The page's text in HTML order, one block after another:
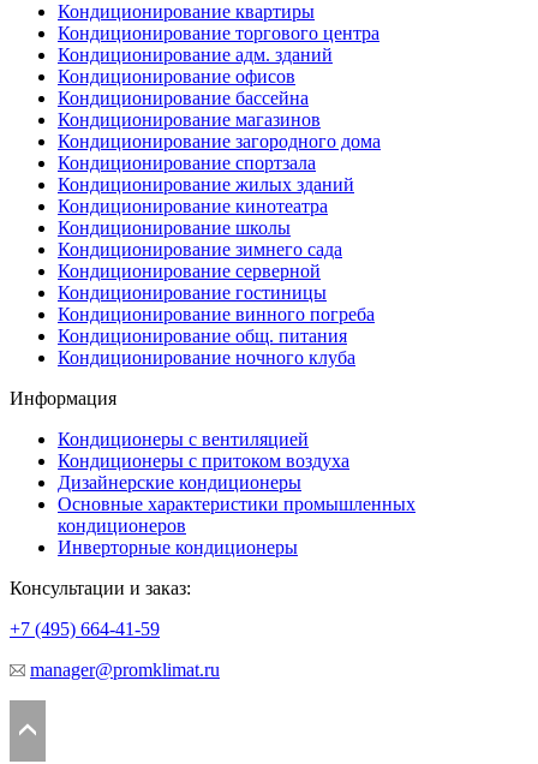
Кондиционирование квартиры
Кондиционирование торгового центра
Кондиционирование адм. зданий
Кондиционирование офисов
Кондиционирование бассейна
Кондиционирование магазинов
Кондиционирование загородного дома
Кондиционирование спортзала
Кондиционирование жилых зданий
Кондиционирование кинотеатра
Кондиционирование школы
Кондиционирование зимнего сада
Кондиционирование серверной
Кондиционирование гостиницы
Кондиционирование винного погреба
Кондиционирование общ. питания
Кондиционирование ночного клуба
Информация
Кондиционеры с вентиляцией
Кондиционеры с притоком воздуха
Дизайнерские кондиционеры
Основные характеристики промышленных
кондиционеров
Инверторные кондиционеры
Консультации и заказ:
+7 (495) 664-41-59
manager@promklimat.ru